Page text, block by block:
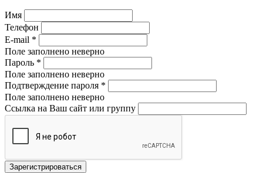
Имя
Телефон
E-mail *
Поле заполнено неверно
Пароль *
Поле заполнено неверно
Подтверждение пароля *
Поле заполнено неверно
Ссылка на Ваш сайт или группу